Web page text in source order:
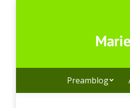
Preamblog